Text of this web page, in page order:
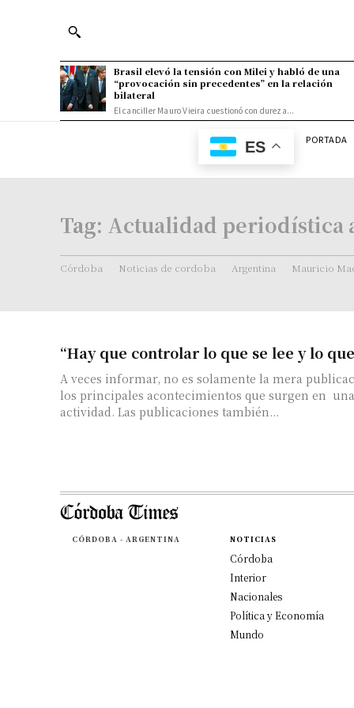
Brasil elevó la tensión con Milei y habló de una
“provocación sin precedentes” en la relación
bilateral
El canciller Mauro Vieira cuestionó con dureza...
ES PORTADA
Tag: Actualidad periodística
Córdoba Noticias de cordoba Argentina Mauricio
“Hay que controlar lo que se lee y lo
A veces informar, no es solamente la mera
los principales acontecimientos que surgen en
actividad. Las publicaciones también...
CÓRDOBA - ARGENTINA NOTICIAS
Córdoba
Interior
Nacionales
Política y Economía
Mundo